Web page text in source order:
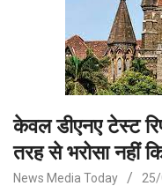
केवल डीएनए टेस्ट
तरह से भरोसा नहीं
News Media Today